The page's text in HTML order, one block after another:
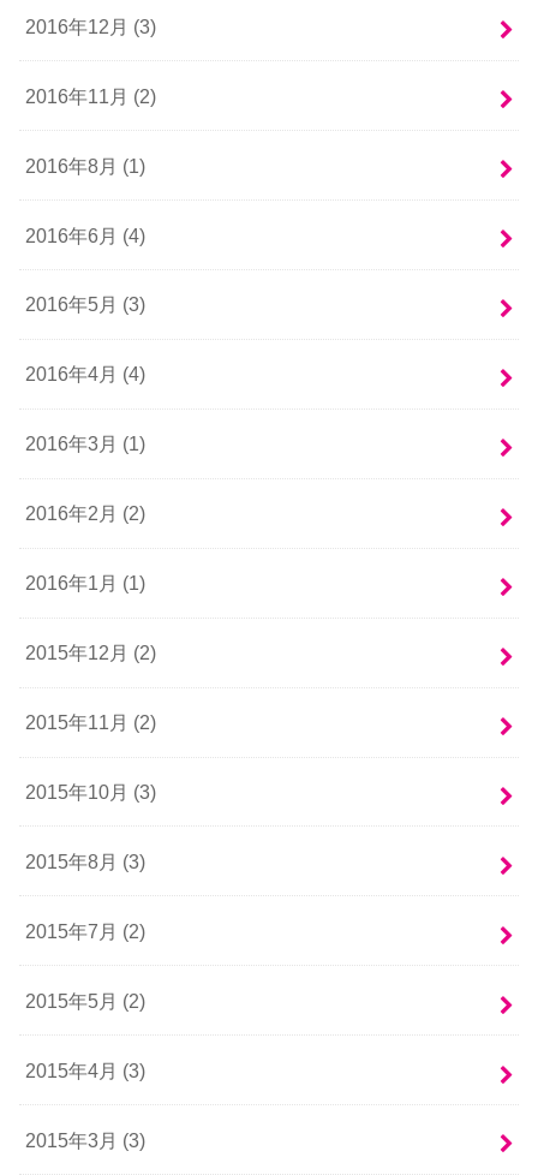
2016年12月 (3)
2016年11月 (2)
2016年8月 (1)
2016年6月 (4)
2016年5月 (3)
2016年4月 (4)
2016年3月 (1)
2016年2月 (2)
2016年1月 (1)
2015年12月 (2)
2015年11月 (2)
2015年10月 (3)
2015年8月 (3)
2015年7月 (2)
2015年5月 (2)
2015年4月 (3)
2015年3月 (3)